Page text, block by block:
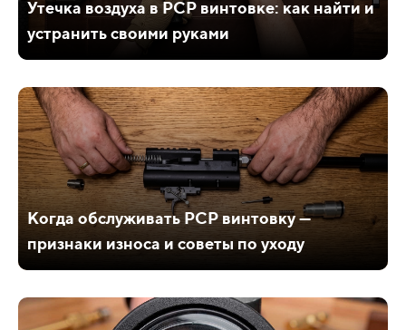
Утечка воздуха в PCP винтовке: как найти и
устранить своими руками
Когда обслуживать PCP винтовку —
признаки износа и советы по уходу